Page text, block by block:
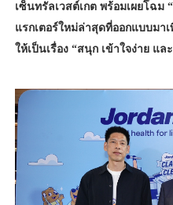
เซ็นทรัลเวสต์เกต พร้อมเผยโฉม
แรกเตอร์ใหม่ล่าสุดที่ออกแบบมา
ให้เป็นเรื่อง “สนุก เข้าใจง่าย แ